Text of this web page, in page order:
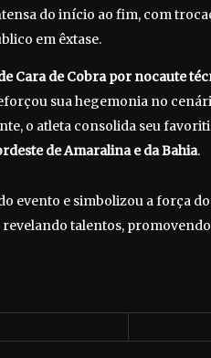
do início ao fim, com
em êxtase.
Cara de Cobra por nocaute
sua hegemonia no
o atleta consolida seu
deAmaralina e da Bahia.
evento e simbolizou a força
talentos,